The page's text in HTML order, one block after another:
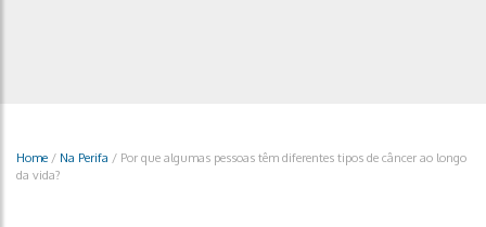
Home / Na Perifa / Por que algumas pessoas têm diferentes tipos de câncer ao longo
da vida?